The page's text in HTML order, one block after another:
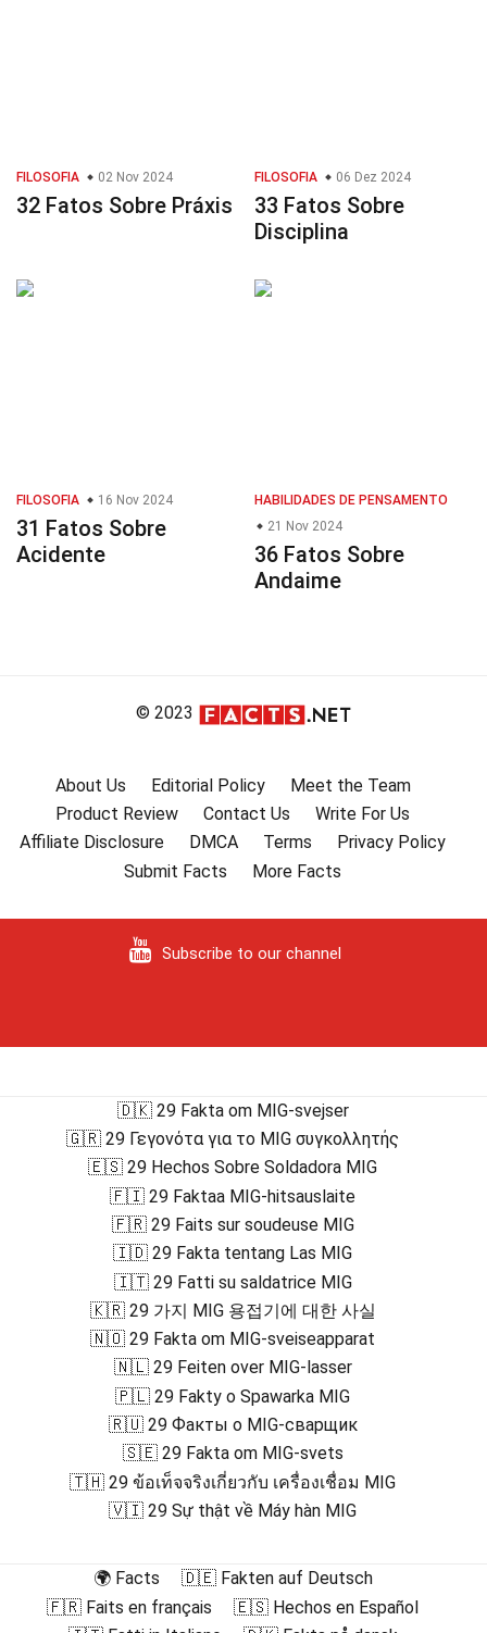
FILOSOFIA 02 Nov 2024
32 Fatos Sobre Práxis
FILOSOFIA 06 Dez 2024
33 Fatos Sobre
Disciplina
FILOSOFIA 16 Nov 2024
31 Fatos Sobre
Acidente
HABILIDADES DE PENSAMENTO
21 Nov 2024
36 Fatos Sobre
Andaime
© 2023
About Us Editorial Policy
Meet the Team
Product Review
Contact Us
Write For Us
Affiliate Disclosure
DMCA Terms
Privacy Policy
Submit Facts
More Facts
Subscribe to our channel
🇩🇰 29 Fakta om MIG-svejser
🇬🇷 29 Γεγονότα για το MIG συγκολλητής
🇪🇸 29 Hechos Sobre Soldadora MIG
🇫🇮 29 Faktaa MIG-hitsauslaite
🇫🇷 29 Faits sur soudeuse MIG
🇮🇩 29 Fakta tentang Las MIG
🇮🇹 29 Fatti su saldatrice MIG
🇰🇷 29 가지 MIG 용접기에 대한 사실
🇳🇴 29 Fakta om MIG-sveiseapparat
🇳🇱 29 Feiten over MIG-lasser
🇵🇱 29 Fakty o Spawarka MIG
🇷🇺 29 Факты о MIG-сварщик
🇸🇪 29 Fakta om MIG-svets
🇹🇭 29 ข้อเท็จจริงเกี่ยวกับ เครื่องเชื่อม MIG
🇻🇮 29 Sự thật về Máy hàn MIG
🌍 Facts
🇩🇪 Fakten auf Deutsch
🇫🇷 Faits en français
🇪🇸 Hechos en Español